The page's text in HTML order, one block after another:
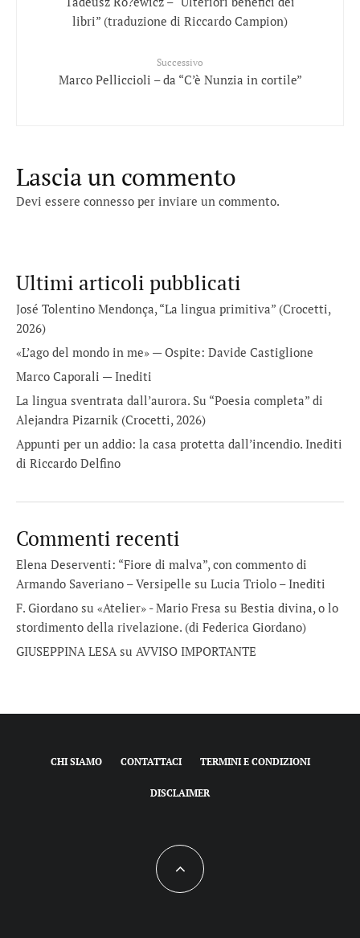
libri” (traduzione di Riccardo Campion)
Successivo
Marco Pelliccioli – da “C’è Nunzia in cortile”
Lascia un commento
Devi essere connesso per inviare un commento.
Ultimi articoli pubblicati
José Tolentino Mendonça, “La lingua primitiva” (Crocetti,
2026)
«L’ago del mondo in me» — Ospite: Davide Castiglione
Marco Caporali — Inediti
La lingua sventrata dall’aurora. Su “Poesia completa” di
Alejandra Pizarnik (Crocetti, 2026)
Appunti per un addio: la casa protetta dall’incendio. Inediti
di Riccardo Delfino
Commenti recenti
Elena Deserventi: “Fiore di malva”, con commento di
Armando Saveriano – Versipelle su Lucia Triolo – Inediti
F. Giordano su «Atelier» - Mario Fresa su Bestia divina, o lo
stordimento della rivelazione. (di Federica Giordano)
GIUSEPPINA LESAsu AVVISO IMPORTANTE
CHI SIAMO CONTATTACI TERMINI E CONDIZIONI
DISCLAIMER